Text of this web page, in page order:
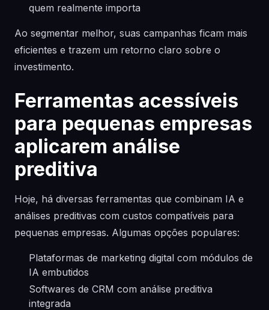
quem realmente importa
Ao segmentar melhor, suas campanhas ficam mais
eficientes e trazem um retorno claro sobre o
investimento.
Ferramentas acessíveis
para pequenas empresas
aplicarem análise
preditiva
Hoje, há diversas ferramentas que combinam IA e
análises preditivas com custos compatíveis para
pequenas empresas. Algumas opções populares:
Plataformas de marketing digital com módulos de
IA embutidos
Softwares de CRM com análise preditiva
integrada